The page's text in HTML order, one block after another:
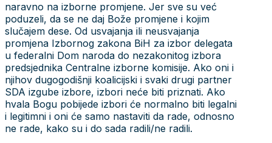
naravno na izborne promjene. Jer sve su već
poduzeli, da se ne daj Bože promjene i kojim
slučajem dese. Od usvajanja ili neusvajanja
promjena Izbornog zakona BiH za izbor delegata
u federalni Dom naroda do nezakonitog izbora
predsjednika Centralne izborne komisije. Ako oni i
njihov dugogodišnji koalicijski i svaki drugi partner
SDA izgube izbore, izbori neće biti priznati. Ako
hvala Bogu pobijede izbori će normalno biti legalni
i legitimni i oni će samo nastaviti da rade, odnosno
ne rade, kako su i do sada radili/ne radili.